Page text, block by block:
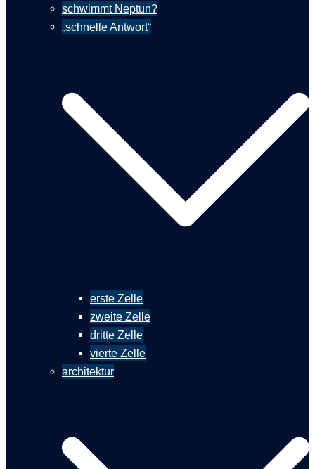
schwimmt Neptun?
„schnelle Antwort“
erste Zelle
zweite Zelle
dritte Zelle
vierte Zelle
architektur